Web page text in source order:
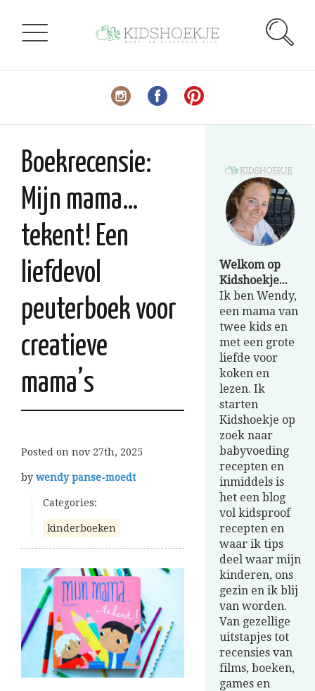
Boekrecensie:
Mijn mama…
tekent! Een
liefdevol
peuterboek voor
creatieve
mama’s
Posted on nov 27th, 2025
by wendy panse-moedt
Categories:
kinderboeken
Welkom op
Kidshoekje...
Ik ben Wendy,
een mama van
twee kids en
met een grote
liefde voor
koken en
lezen. Ik
starten
Kidshoekje op
zoek naar
babyvoeding
recepten en
inmiddels is
het een blog
vol kidsproof
recepten en
waar ik tips
deel waar mijn
kinderen, ons
gezin en ik blij
van worden.
Van gezellige
uitstapjes tot
recensies van
films, boeken,
games en